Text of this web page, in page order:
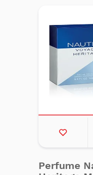
Perfume